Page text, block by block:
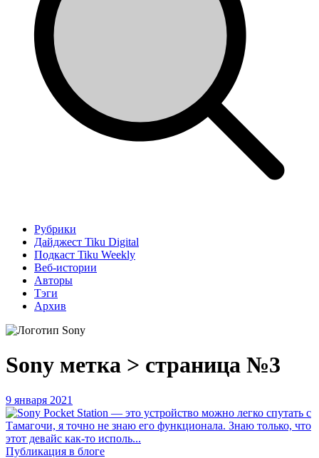
Рубрики
Дайджест Tiku Digital
Подкаст Tiku Weekly
Веб-истории
Авторы
Тэги
Архив
Sony метка > страница №3
9 января 2021
Публикация в блоге